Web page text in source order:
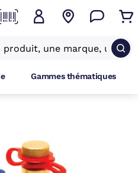
Gammes thématiques